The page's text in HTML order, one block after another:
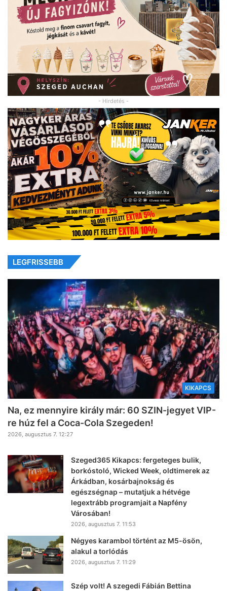
- Hirdetés -
LEGFRISSEBB
KIKAPCS
Na, ez mennyire király már: 60 SZIN-jegyet VIP-
re húz fel a Coca-Cola Szegeden!
2026, augusztus 7. 12:27
Szeged365 Kikapcs: fergeteges bulik,
borkóstoló, Wicked Week, oldtimerek az
Árkádban, kosárbajnokság és
egészségnap – mutatjuk a hétvége
legextrább programjait a Napfény
Városában!
2026, augusztus 7. 11:53
Négyes karambol történt az M5-ösön,
alakul a torlódás
2026, augusztus 7. 11:29
Szép volt! A szegedi Fábián Bettina